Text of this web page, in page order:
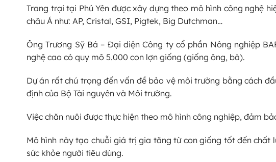
Trang trại tại Phú Yên được xây dựng theo mô hình công nghệ
châu Á như: AP, Cristal, GSI, Pigtek, Big Dutchman…
Ông Trương Sỹ Bá – Đại diện Công ty cổ phần Nông nghiệp
nghệ cao có quy mô 5.000 con lợn giống (giống ông, bà).
Dự án rất chú trọng đến vấn đề bảo vệ môi trường bằng cách
định của Bộ Tài nguyên và Môi trường.
Việc chăn nuôi được thực hiện theo mô hình công nghiệp, đảm
Mô hình này tạo chuỗi giá trị gia tăng từ con giống tốt đến
sức khỏe người tiêu dùng.